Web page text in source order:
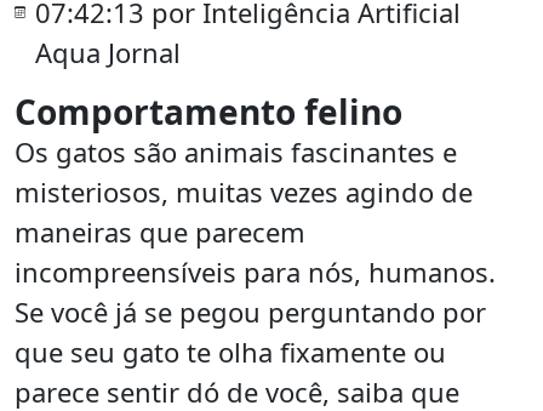
07:42:13 por Inteligência Artificial
Aqua Jornal
Comportamento felino
Os gatos são animais fascinantes e
misteriosos, muitas vezes agindo de
maneiras que parecem
incompreensíveis para nós, humanos.
Se você já se pegou perguntando por
que seu gato te olha fixamente ou
parece sentir dó de você, saiba que